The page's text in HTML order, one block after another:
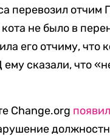
перевозил отчим
не было в
его отчиму, что
сказали, что
Change.org